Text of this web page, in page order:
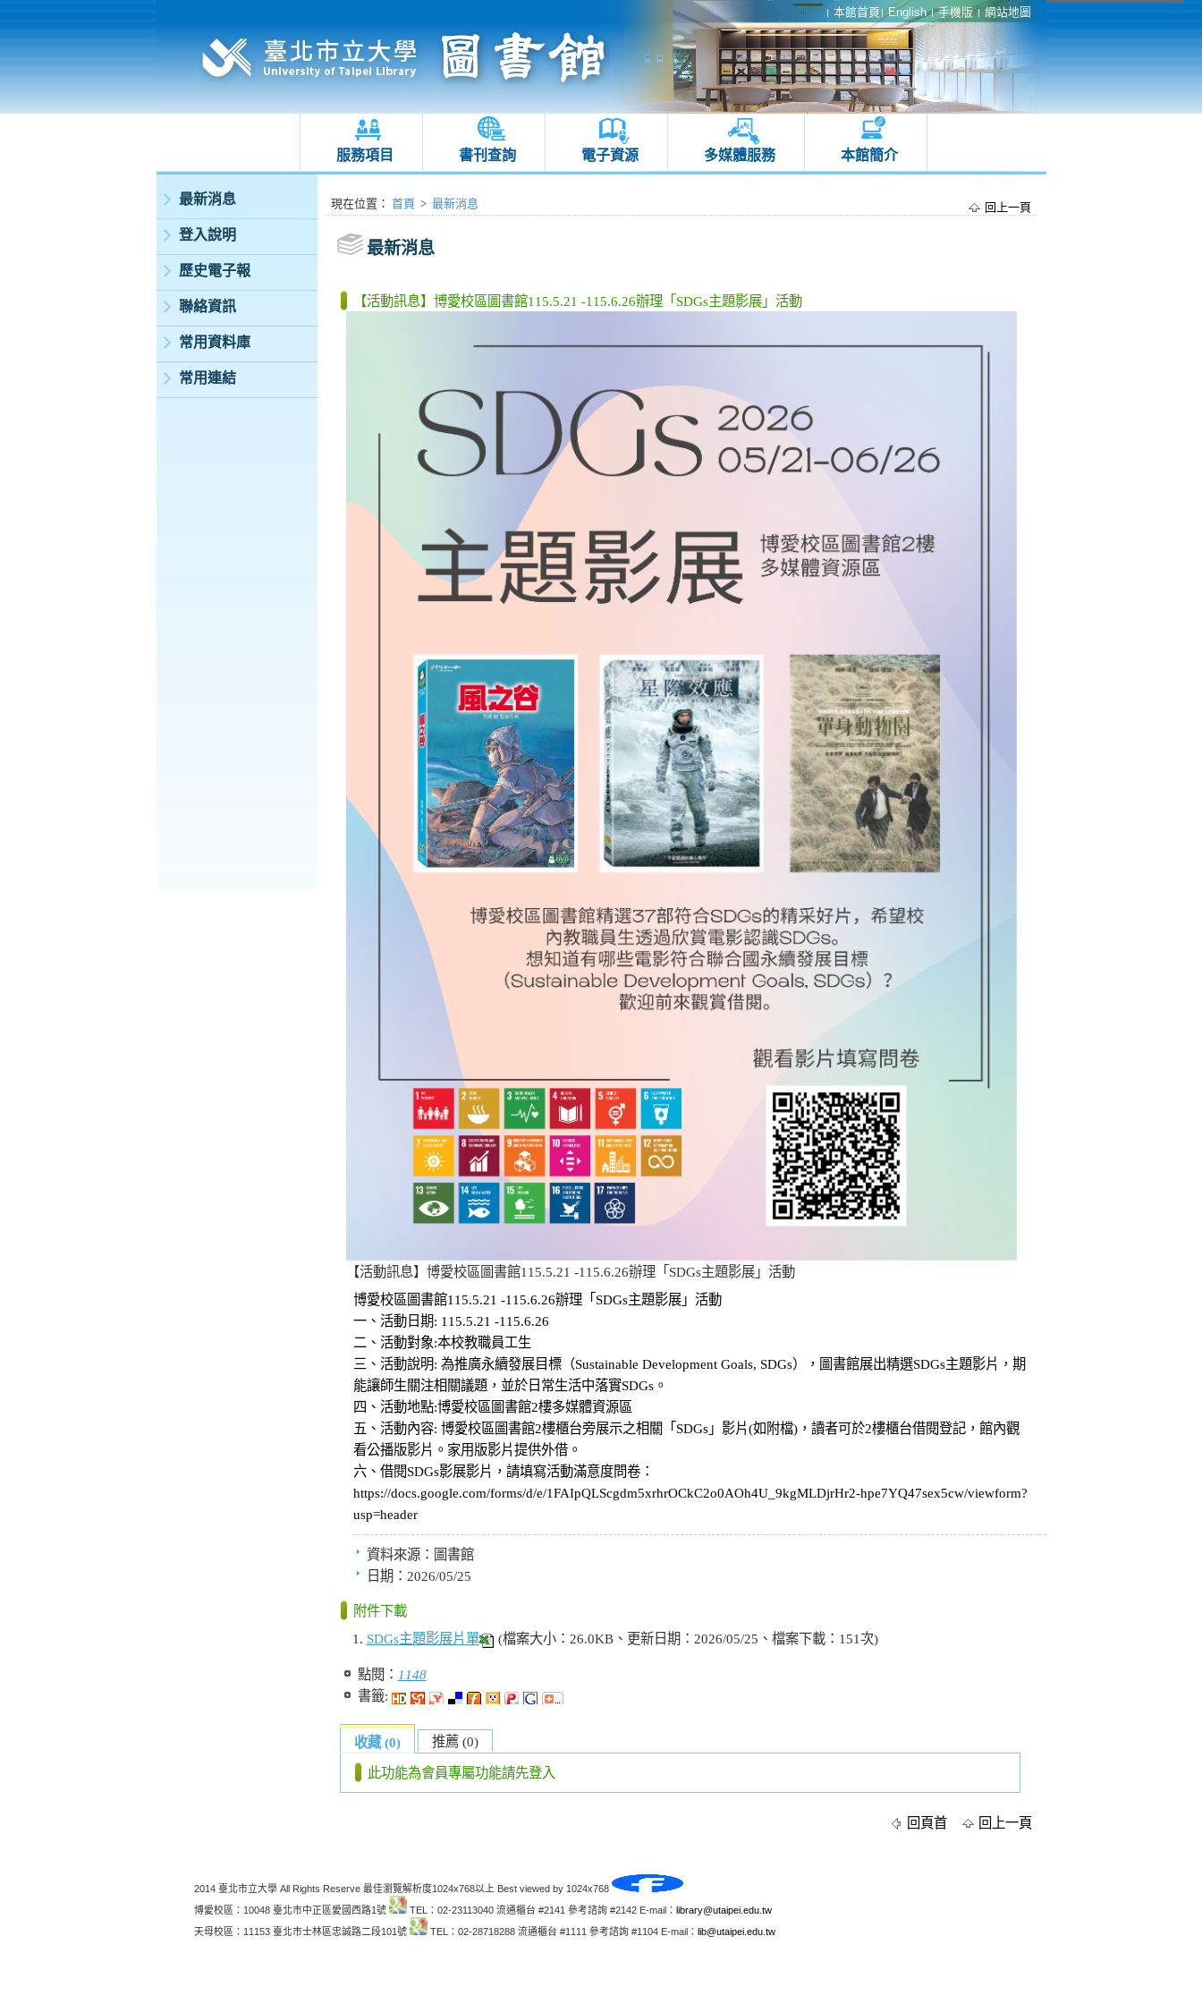
本館首頁 English 手機版 網站地圖
服務項目 書刊查詢 電子資源 多媒體服務 本館簡介
:::
最新消息
登入說明
歷史電子報
聯絡資訊
常用資料庫
常用連結
:::現在位置 ： 首頁 > 最新消息 回上一頁
最新消息
【活動訊息】博愛校區圖書館115.5.21 -115.6.26辦理「SDGs主題影展」活動
【活動訊息】博愛校區圖書館115.5.21 -115.6.26辦理「SDGs主題影展」活動
博愛校區圖書館115.5.21 -115.6.26辦理「SDGs主題影展」活動
一、活動日期: 115.5.21 -115.6.26
二、活動對象:本校教職員工生
三、活動說明: 為推廣永續發展目標（Sustainable Development Goals, SDGs），圖書館展出精選SDGs主題影片，期
能讓師生關注相關議題，並於日常生活中落實SDGs。
四、活動地點:博愛校區圖書館2樓多媒體資源區
五、活動內容: 博愛校區圖書館2樓櫃台旁展示之相關「SDGs」影片(如附檔)，讀者可於2樓櫃台借閱登記，館內觀
看公播版影片。家用版影片提供外借。
六、借閱SDGs影展影片，請填寫活動滿意度問卷：
https://docs.google.com/forms/d/e/1FAIpQLScgdm5xrhrOCkC2o0AOh4U_9kgMLDjrHr2-hpe7YQ47sex5cw/viewform?
usp=header
資料來源： 圖書館
日期： 2026/05/25
附件下載
SDGs主題影展片單
(檔案大小：26.0KB、更新日期：2026/05/25、檔案下載：151次)
點閱： 1148
書籤:
收藏 (0) 推薦 (0)
此功能為會員專屬功能請先登入
回頁首 回上一頁
2014 臺北市立大學 All Rights Reserve 最佳瀏覽解析度1024x768以上 Best viewed by 1024x768
博愛校區：10048 臺北市中正區愛國西路1號
TEL：02-23113040 流通櫃台 #2141 參考諮詢 #2142 E-mail： library@utaipei.edu.tw
天母校區：11153 臺北市士林區忠誠路二段101號
TEL：02-28718288 流通櫃台 #1111 參考諮詢 #1104 E-mail： lib@utaipei.edu.tw